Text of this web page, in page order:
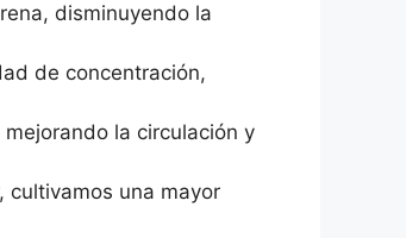
disminuyendo la
de concentración,
la circulación y
cultivamos una mayor